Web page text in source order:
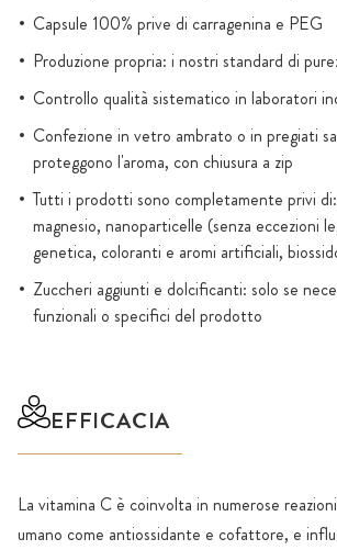
Capsule 100% prive di carragenina e PEG
Produzione propria: i nostri standard di
Controllo qualità sistematico in laboratori
Confezione in vetro ambrato o in pregiati
proteggono l'aroma, con chiusura a zip
Tutti i prodotti sono completamente privi
magnesio, nanoparticelle (senza eccezioni
genetica, coloranti e aromi artificiali,
Zuccheri aggiunti e dolcificanti: solo se
funzionali o specifici del prodotto
EFFICACIA
La vitamina C è coinvolta in numerose
umano come antiossidante e cofattore, e